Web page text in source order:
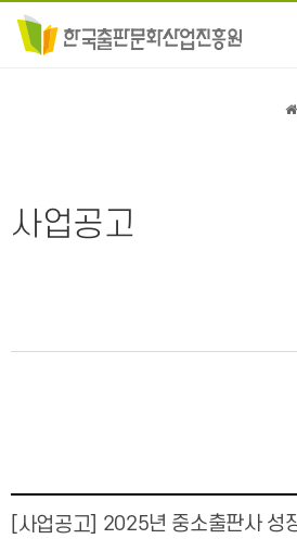
사업공고
[사업공고]
2025년 중소출판사 성